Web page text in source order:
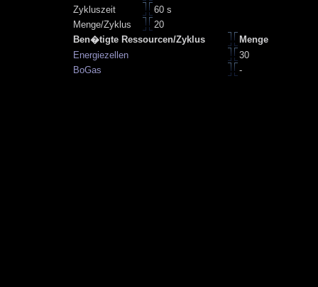
Zykluszeit
60 s
Menge/Zyklus
20
Ben�tigte Ressourcen/Zyklus
Menge
Energiezellen
30
BoGas
-